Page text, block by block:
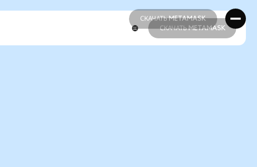
СКАЧАТЬ METAMASK
СКАЧАТЬ METAMASK
СКАЧАТЬ METAMASK